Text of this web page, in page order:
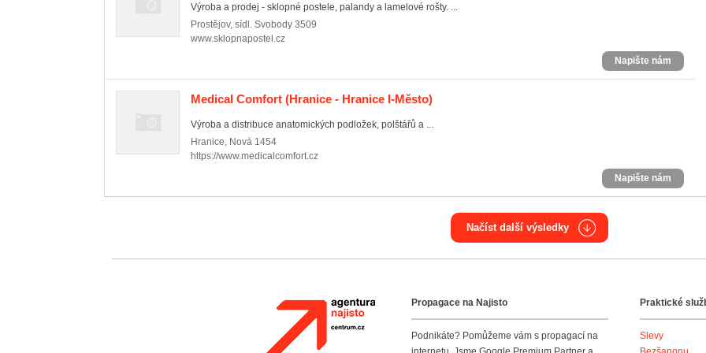
Výroba a prodej - sklopné postele, palandy a lamelové rošty. ...
Prostějov, sídl. Svobody 3509
www.sklopnapostel.cz
Napište nám
Medical Comfort (Hranice - Hranice I-Město)
Výroba a distribuce anatomických podložek, polštářů a ...
Hranice, Nová 1454
https://www.medicalcomfort.cz
Napište nám
Načíst další výsledky
Agentura NajistoPropagace na Najisto
Podnikáte? Pomůžeme vám s propagací na
Praktické
Slevy